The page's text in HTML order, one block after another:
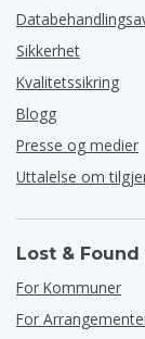
Sikkerhet
Kvalitetssikring
Blogg
Presse og medier
Uttalelse om
Lost &
For Kommuner
For